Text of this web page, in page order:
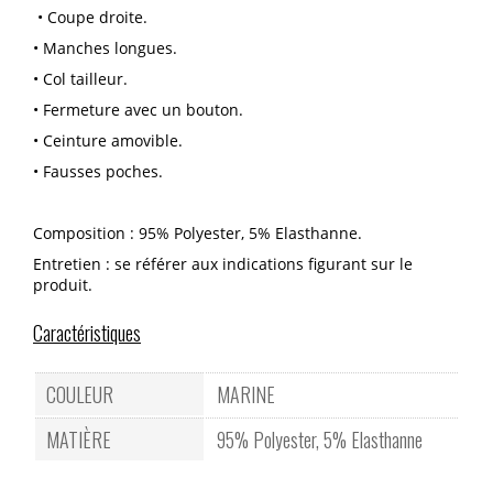
• Coupe droite.
• Manches longues.
• Col tailleur.
• Fermeture avec un bouton.
• Ceinture amovible.
• Fausses poches.
Composition : 95% Polyester, 5% Elasthanne.
Entretien : se référer aux indications figurant sur le
produit.
Caractéristiques
COULEUR
MARINE
MATIÈRE
95% Polyester, 5% Elasthanne